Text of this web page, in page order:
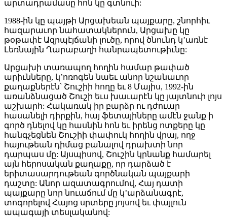
արտադրամասը հոն կը գտնուի:
1988-ին կը պայթի Արցախեան պայքարը, շնորհիւ
հազարաւոր նահատակներուն, Արցախը կը
թօթափէ Ազրպէյճանի լուծը, որով ծնունդ կ’առնէ
Լեռնային Ղարաբաղի հանրապետութիւնը:
Արցախի տառապող հողին համար թափած
արիւնները, կ’ոռոգեն նաեւ անոր նշանաւոր
քաղաքներէն՝ Շուշիի հողը եւ 8 Մայիս, 1992-ին
առանձնացած Շուշի եւս խաւարէն կը յայտնուի լոյս
աշխարհ: Հակառակ իր բարձր ու դժուար
հասանելի դիրքին, հայ ֆետայիները ամէն ջանք ի
գործ դնելով կը հասնին հոն եւ իրենց ոտքերը կը
հանգչեցնեն Շուշիի փափուկ հողին վրայ, ողջ
հայութեան դիմաց բանալով դրախտի նոր
դարպաս մը: Այսպիսով, Շուշին կրնանք համարել
այն հերոսական քաղաքը, որ դարձած է
երիտասարդութեան գործնական պայքարի
դաշտը: Անոր ազատագրումով, Հայ դատի
պայքարը նոր նուաճում մը կ’արձանագրէ,
տոգորելով Հայոց սրտերը յոյսով եւ փայլուն
ապագայի տեսլականով: